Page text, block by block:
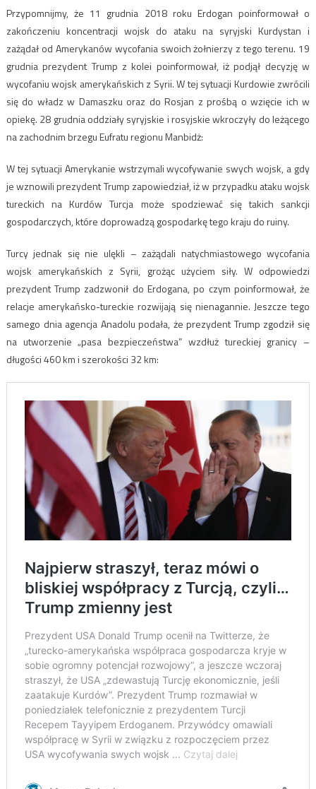
Przypomnijmy, że 11 grudnia 2018 roku Erdogan poinformował o
zakończeniu koncentracji wojsk do ataku na syryjski Kurdystan i
zażądał od Amerykanów wycofania swoich żołnierzy z tego terenu. 19
grudnia prezydent Trump z kolei poinformował, iż podjął decyzję w
wycofaniu wojsk amerykańskich z Syrii. W tej sytuacji Kurdowie zwrócili
się do władz w Damaszku oraz do Rosjan z prośbą o wzięcie ich w
opiekę. 28 grudnia oddziały syryjskie i rosyjskie wkroczyły do leżącego
na zachodnim brzegu Eufratu regionu Manbidż:
W tej sytuacji Amerykanie wstrzymali wycofywanie swych wojsk, a gdy
je wznowili prezydent Trump zapowiedział, iż w przypadku ataku wojsk
tureckich na Kurdów Turcja może spodziewać się takich sankcji
gospodarczych, które doprowadzą gospodarkę tego kraju do ruiny.
Turcy jednak się nie ulękli – zażądali natychmiastowego wycofania
wojsk amerykańskich z Syrii, grożąc użyciem siły. W odpowiedzi
prezydent Trump zadzwonił do Erdogana, po czym poinformował, że
relacje amerykańsko-tureckie rozwijają się nienagannie. Jeszcze tego
samego dnia agencja Anadolu podała, że prezydent Trump zgodził się
na utworzenie „pasa bezpieczeństwa” wzdłuż tureckiej granicy –
długości 460 km i szerokości 32 km: